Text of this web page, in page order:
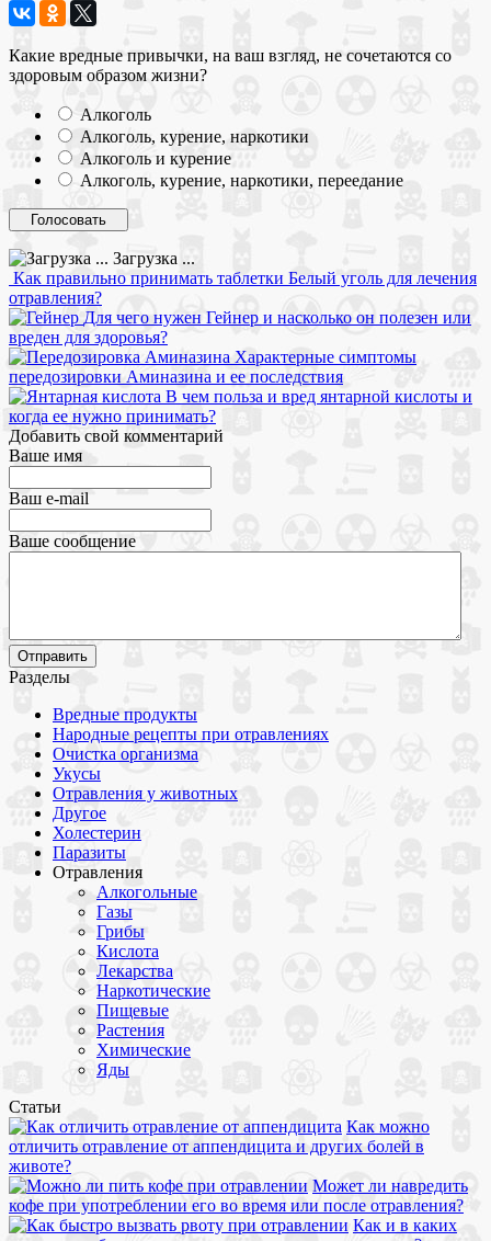
Какие вредные привычки, на ваш взгляд, не сочетаются со
здоровым образом жизни?
Алкоголь
Алкоголь, курение, наркотики
Алкоголь и курение
Алкоголь, курение, наркотики, переедание
Загрузка ...
Как правильно принимать таблетки Белый уголь для лечения
отравления?
Для чего нужен Гейнер и насколько он полезен или
вреден для здоровья?
Характерные симптомы
передозировки Аминазина и ее последствия
В чем польза и вред янтарной кислоты и
когда ее нужно принимать?
Добавить свой комментарий
Ваше имя
Ваш e-mail
Ваше сообщение
Разделы
Вредные продукты
Народные рецепты при отравлениях
Очистка организма
Укусы
Отравления у животных
Другое
Холестерин
Паразиты
Отравления
Алкогольные
Газы
Грибы
Кислота
Лекарства
Наркотические
Пищевые
Растения
Химические
Яды
Статьи
Как можно
отличить отравление от аппендицита и других болей в
животе?
Может ли навредить
кофе при употреблении его во время или после отравления?
Как и в каких